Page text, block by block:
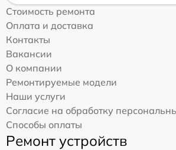
Стоимость ремонта
Оплата и доставка
Контакты
Вакансии
О компании
Ремонтируемые модели
Наши услуги
Согласие на обработку
Способы оплаты
Ремонт устройств